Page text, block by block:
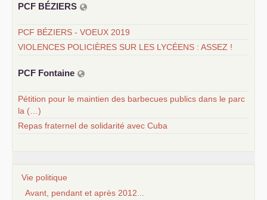
PCF BÉZIERS
PCF BÉZIERS - VOEUX 2019
VIOLENCES POLICIÈRES SUR LES LYCÉENS : ASSEZ !
PCF Fontaine
Pétition pour le maintien des barbecues publics dans le parc
la (…)
Repas fraternel de solidarité avec Cuba
Vie politique
Avant, pendant et après 2012...